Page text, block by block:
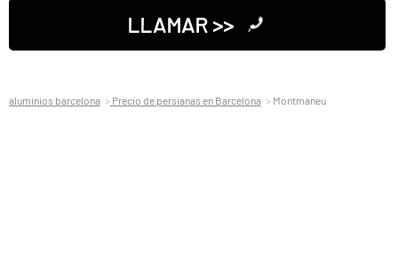
LLAMAR >>
aluminios barcelona Precio de persianas en Barcelona Montmaneu